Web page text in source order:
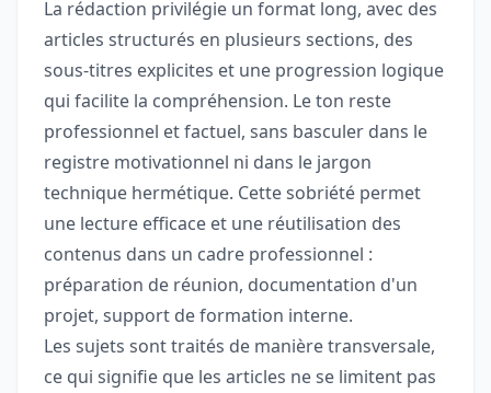
La rédaction privilégie un format long, avec des
articles structurés en plusieurs sections, des
sous-titres explicites et une progression logique
qui facilite la compréhension. Le ton reste
professionnel et factuel, sans basculer dans le
registre motivationnel ni dans le jargon
technique hermétique. Cette sobriété permet
une lecture efficace et une réutilisation des
contenus dans un cadre professionnel :
préparation de réunion, documentation d'un
projet, support de formation interne.
Les sujets sont traités de manière transversale,
ce qui signifie que les articles ne se limitent pas